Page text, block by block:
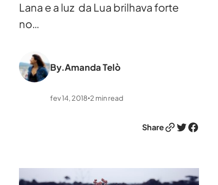
Lana e a luz da Lua brilhava forte
no…
By.Amanda Telò
fev 14, 2018 •2 min read
ShareLink Twitter Facebook